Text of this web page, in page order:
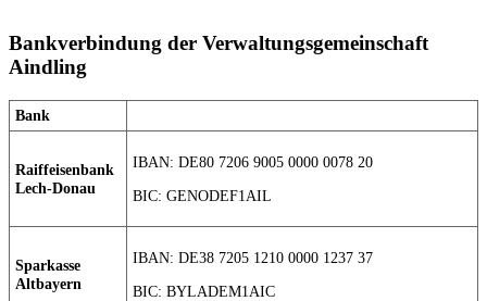
Bankverbindung der Verwaltungsgemeinschaft
Aindling
Bank
Raiffeisenbank
Lech-Donau
IBAN: DE80 7206 9005 0000 0078 20
BIC: GENODEF1AIL
Sparkasse
Altbayern
IBAN: DE38 7205 1210 0000 1237 37
BIC: BYLADEM1AIC